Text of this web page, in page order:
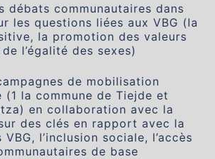
débats communautaires dans
les questions liées aux VBG (la
la promotion des valeurs
l’égalité des sexes)
de mobilisation
(1 la commune de Tiejde et
en collaboration avec la
des clés en rapport avec la
l’inclusion sociale, l’accès
de base